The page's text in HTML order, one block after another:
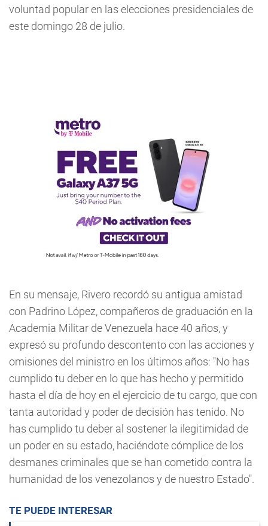
voluntad popular en las elecciones presidenciales de
este domingo 28 de julio.
En su mensaje, Rivero recordó su antigua amistad
con Padrino López, compañeros de graduación en la
Academia Militar de Venezuela hace 40 años, y
expresó su profundo descontento con las acciones y
omisiones del ministro en los últimos años: "No has
cumplido tu deber en lo que has hecho y permitido
hasta el día de hoy en el ejercicio de tu cargo, que con
tanta autoridad y poder de decisión has tenido. No
has cumplido tu deber al sostener la ilegitimidad de
un poder en su estado, haciéndote cómplice de los
desmanes criminales que se han cometido contra la
humanidad de los venezolanos y de nuestro Estado".
TE PUEDE INTERESAR